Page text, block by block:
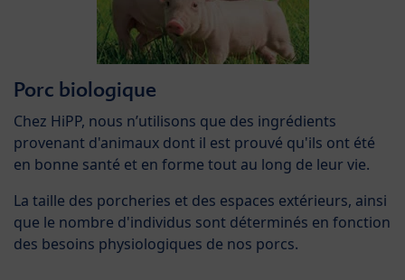
Porc biologique
Chez HiPP, nous n’utilisons que des ingrédients
provenant d'animaux dont il est prouvé qu'ils ont été
en bonne santé et en forme tout au long de leur vie.
La taille des porcheries et des espaces extérieurs, ainsi
que le nombre d'individus sont déterminés en fonction
des besoins physiologiques de nos porcs.